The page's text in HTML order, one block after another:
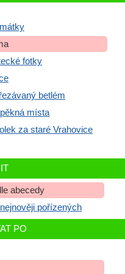
fotky
betlém
místa
za staré Vrahovice
abecedy
pořízených
PO